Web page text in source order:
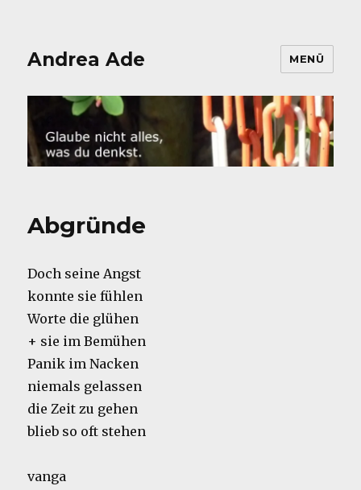
Andrea Ade MENÜ
Abgründe
Doch seine Angst
konnte sie fühlen
Worte die glühen
+ sie im Bemühen
Panik im Nacken
niemals gelassen
die Zeit zu gehen
blieb so oft stehen
vanga